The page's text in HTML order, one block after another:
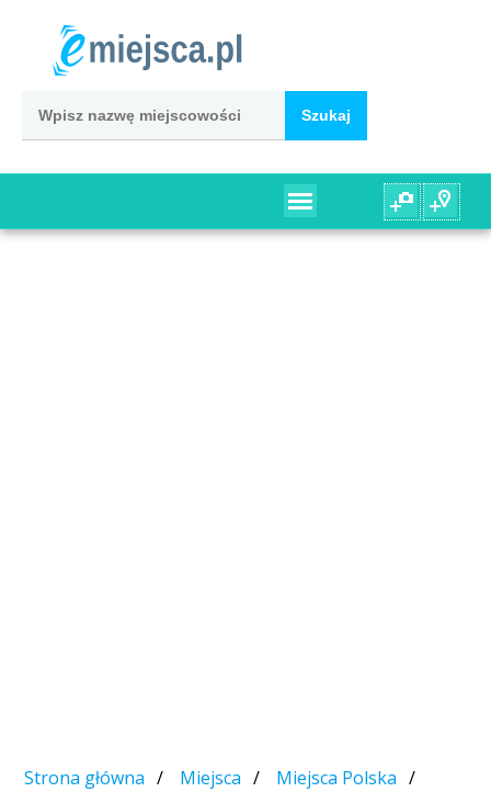
Strona główna Miejsca
Miejsca Polska